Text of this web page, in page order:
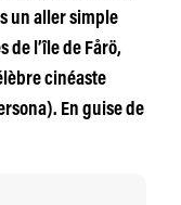
un aller simple
de l’île de Fårö,
cinéaste
En guise de